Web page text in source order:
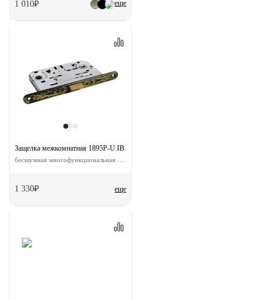
еще
1 010₽
еще
Защелка межкомнатная 1895P-U IB с ответной планкой
1 330₽